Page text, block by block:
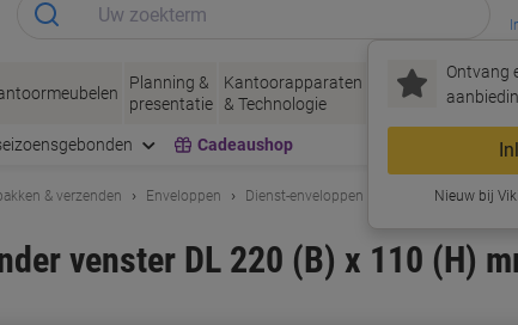
Ontvang
Nieuw bij
Planning &
presentatie
Kantoorapparaten
& Technologie
Inkt &
Toner
Papier,
& Verpakken
Cadeaushop
& verzenden Enveloppen Dienst-enveloppen
venster DL 220 (B) x 110 (H)